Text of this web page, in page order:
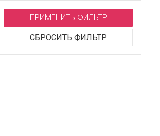
ПРИМЕНИТЬ ФИЛЬТР
СБРОСИТЬ ФИЛЬТР